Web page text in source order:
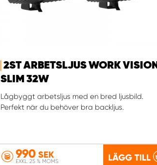
2ST ARBETSLJUS WORK VISION
SLIM 32W
Lågbyggt arbetsljus med en bred ljusbild.
Perfekt när du behöver bra backljus.
990SEK
EXKL. 25 % MOMS LÄGG TILL